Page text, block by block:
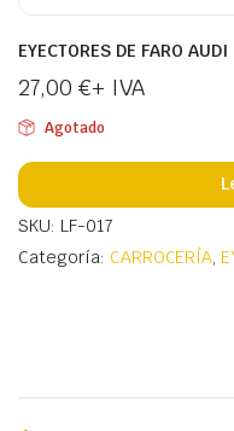
EYECTORES DE FARO
27,00 €+ IVA
Agotado
SKU: LF-017
Categoría: CARROCERÍA,